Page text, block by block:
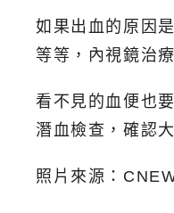
如果出血的原因
等等，內視鏡治
看不見的血便也
潛血檢查，確認
照片來源：